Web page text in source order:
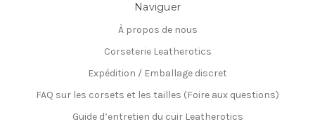
Naviguer
À propos de nous
Corseterie Leatherotics
Expédition / Emballage discret
FAQ sur les corsets et les tailles (Foire aux questions)
Guide d’entretien du cuir Leatherotics